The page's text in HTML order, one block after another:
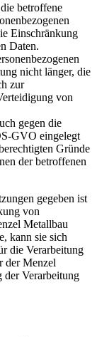
betroffene
Einschränkung
Daten.
nicht länger, die
zur
von
gegen die
GVO eingelegt
Gründe
der betroffenen
gegeben ist
von
Metallbau
kann sie sich
die Verarbeitung
der Menzel
Verarbeitung